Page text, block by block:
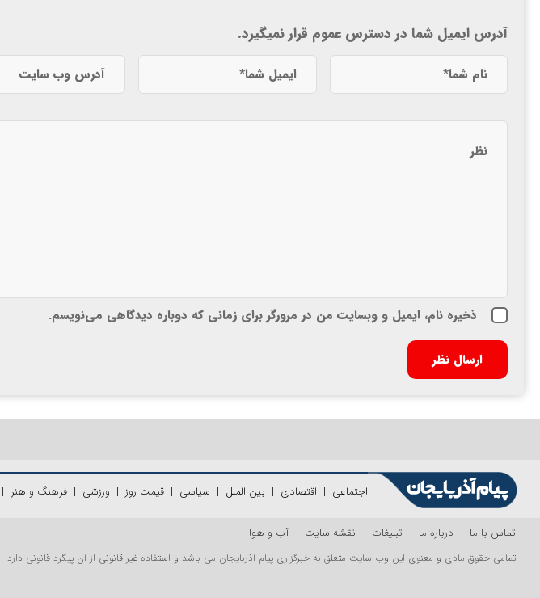
آدرس ایمیل شما در دسترس عموم قرار نمیگیرد.
ذخیره نام، ایمیل و وبسایت من در مرورگر برای زمانی که دوباره دیدگاهی می‌نویسم.
اجتماعی | اقتصادی | بین الملل | سیاسی |قیمت روز | ورزشی |فرهنگ و هنر |
تماس با ما درباره ما تبلیغات نقشه سایت آب و هوا
تمامی حقوق مادی و معنوی این وب سایت متعلق به خبرگزاری پیام آذربایجان می باشد و استفاده غیر قانونی از آن پیگرد قانونی دارد.